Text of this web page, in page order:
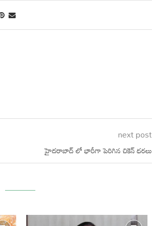
next post
హైదరాబాద్ లో భారీగా పెరిగిన చికెన్ ధరలు